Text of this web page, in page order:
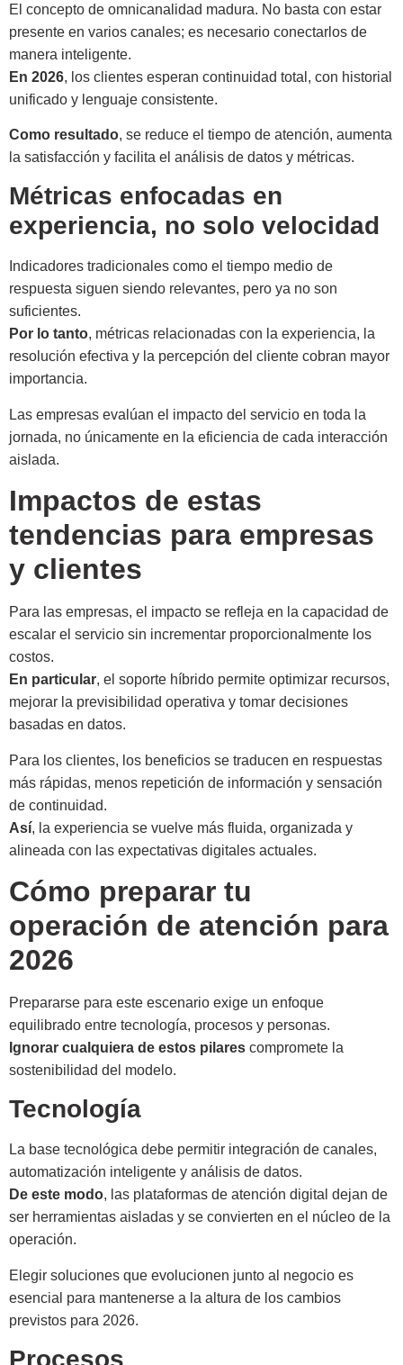
El concepto de omnicanalidad madura. No basta con estar
presente en varios canales; es necesario conectarlos de
manera inteligente.
En 2026, los clientes esperan continuidad total, con historial
unificado y lenguaje consistente.
Como resultado, se reduce el tiempo de atención, aumenta
la satisfacción y facilita el análisis de datos y métricas.
Métricas enfocadas en
experiencia, no solo velocidad
Indicadores tradicionales como el tiempo medio de
respuesta siguen siendo relevantes, pero ya no son
suficientes.
Por lo tanto, métricas relacionadas con la experiencia, la
resolución efectiva y la percepción del cliente cobran mayor
importancia.
Las empresas evalúan el impacto del servicio en toda la
jornada, no únicamente en la eficiencia de cada interacción
aislada.
Impactos de estas
tendencias para empresas
y clientes
Para las empresas, el impacto se refleja en la capacidad de
escalar el servicio sin incrementar proporcionalmente los
costos.
En particular, el soporte híbrido permite optimizar recursos,
mejorar la previsibilidad operativa y tomar decisiones
basadas en datos.
Para los clientes, los beneficios se traducen en respuestas
más rápidas, menos repetición de información y sensación
de continuidad.
Así, la experiencia se vuelve más fluida, organizada y
alineada con las expectativas digitales actuales.
Cómo preparar tu
operación de atención para
2026
Prepararse para este escenario exige un enfoque
equilibrado entre tecnología, procesos y personas.
Ignorar cualquiera de estos pilares compromete la
sostenibilidad del modelo.
Tecnología
La base tecnológica debe permitir integración de canales,
automatización inteligente y análisis de datos.
De este modo, las plataformas de atención digital dejan de
ser herramientas aisladas y se convierten en el núcleo de la
operación.
Elegir soluciones que evolucionen junto al negocio es
esencial para mantenerse a la altura de los cambios
previstos para 2026.
Procesos